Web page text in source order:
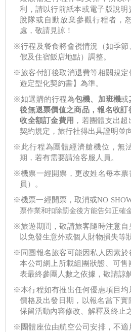
利，請以行前紙本或電子版說
脫隊或自動放棄參觀行程者，
處，敬請見諒！
※行程及餐食將會視情況（如季節
假及住宿飯店地點）調整。
※旅客付訂後取消退費等相關規定
遊定型化契約書】為準。
※如選購的行程為包機、加班機或
後無退票價值之商品，報名收
收全額訂金費用 ，若團體支出
契約規定，旅行社得出具證明並
※此行程為團體經濟艙機位，無
期，若有需要請洽客服人員。
※機票一經開票，更改姓名每本票
員）。
※機票一經開票，取消或NO
票作業和扣除罰金後方能告知正確
※旅遊期間，敬請旅客隨時注意自
以免發生意外或個人財物損失等
※同團報名旅客可能因私人因素於
本公司網上所載組團狀態、可
表最終參團人數之依據，敬請諒
※本行程如有推出任何優惠項目均
價格及出發日期，以報名當下實
保留活動內容修改、解釋及終止
※團體座位由航空公司安排，不適